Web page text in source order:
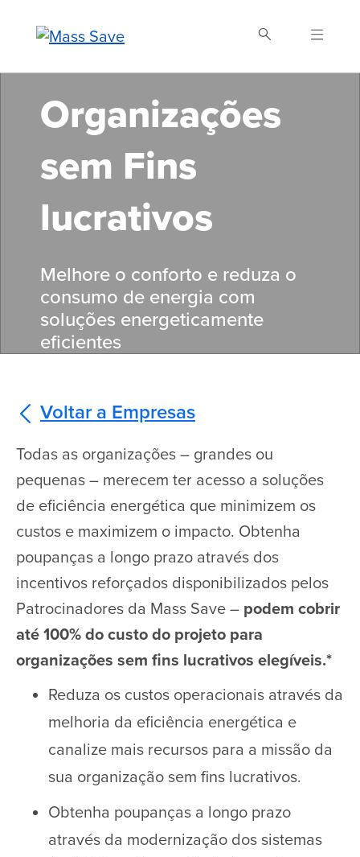
content
Buscar Mass Save
Organizações
sem Fins
lucrativos
Melhore o conforto e reduza o
consumo de energia com
soluções energeticamente
eficientes
Voltar a Empresas
Todas as organizações – grandes ou
pequenas – merecem ter acesso a soluções
de eficiência energética que minimizem os
custos e maximizem o impacto. Obtenha
poupanças a longo prazo através dos
incentivos reforçados disponibilizados pelos
Patrocinadores da Mass Save – podem cobrir
até 100% do custo do projeto para
organizações sem fins lucrativos elegíveis.*
Reduza os custos operacionais através da
melhoria da eficiência energética e
canalize mais recursos para a missão da
sua organização sem fins lucrativos.
Obtenha poupanças a longo prazo
através da modernização dos sistemas